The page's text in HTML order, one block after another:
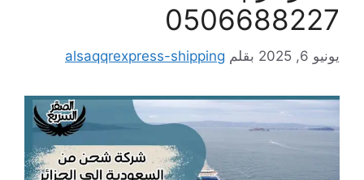
0506688227
يونيو 6, 2025 بقلم alsaqqrexpress-shipping